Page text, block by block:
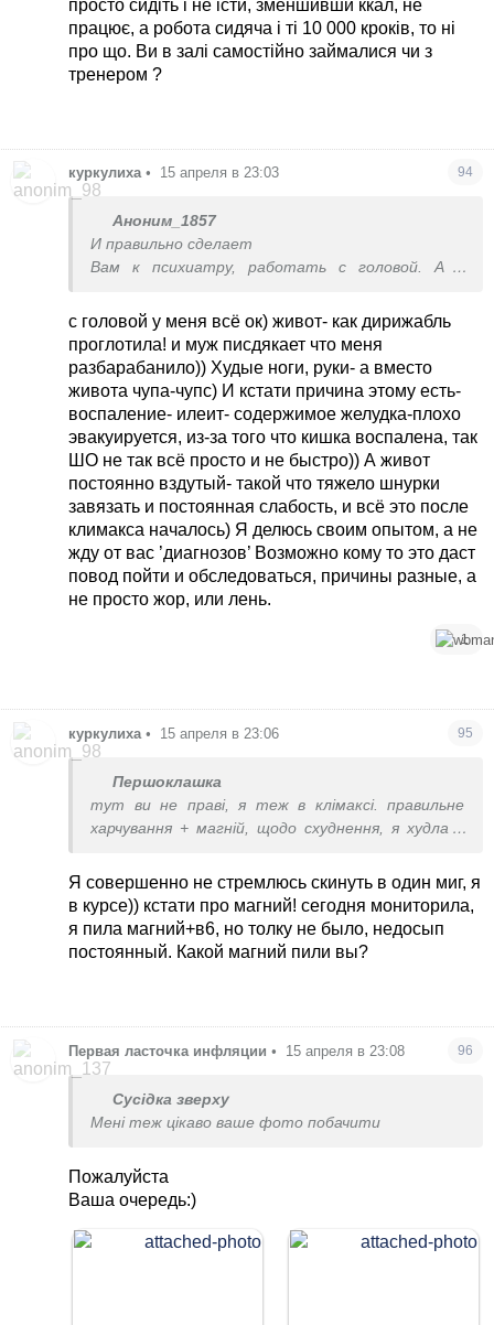
ніяких застіль, зустрічей з друзями, алкоголю і
тортів. Булки мені снились
просто сидіть і не істи, зменшивши ккал, не
працює, а робота сидяча і ті 10 000 кроків, то ні
про що. Ви в залі самостійно займалися чи з
тренером ?
куркулиха • 15 апреля в 23:03 94
Аноним_1857
И правильно сделает
Вам к психиатру, работать с головой. А с
с головой у меня всё ок) живот- как дирижабль
проглотила! и муж писдякает что меня
разбарабанило)) Худые ноги, руки- а вместо
живота чупа-чупс) И кстати причина этому есть-
воспаление- илеит- содержимое желудка-плохо
эвакуируется, из-за того что кишка воспалена, так
ШО не так всё просто и не быстро)) А живот
постоянно вздутый- такой что тяжело шнурки
завязать и постоянная слабость, и всё это после
климакса началось) Я делюсь своим опытом, а не
жду от вас ’диагнозов’ Возможно кому то это даст
повод пойти и обследоваться, причины разные, а
не просто жор, или лень.
1
куркулиха • 15 апреля в 23:06 95
Першоклашка
тут ви не праві, я теж в клімаксі. правильне
харчування + магній, щодо схуднення, я худла в
листопада по червень
Я совершенно не стремлюсь скинуть в один миг, я
в курсе)) кстати про магний! сегодня мониторила,
я пила магний+в6, но толку не было, недосып
постоянный. Какой магний пили вы?
Первая ласточка инфляции • 15 апреля в 23:08 96
Сусідка зверху
Мені теж цікаво ваше фото побачити
Пожалуйста
Ваша очередь:)